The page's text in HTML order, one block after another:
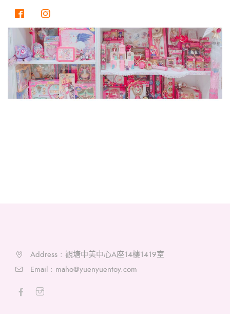
Address : 觀塘中美中心A座14樓1419室
Email : maho@yuenyuentoy.com